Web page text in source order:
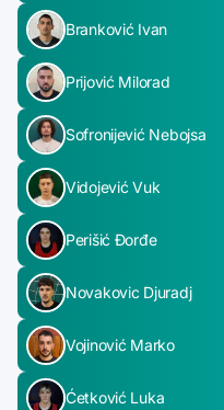
Branković Ivan
Prijović Milorad
Sofronijević Nebojsa
Vidojević Vuk
Perišić Đorđe
Novakovic Djuradj
Vojinović Marko
Ćetković Luka